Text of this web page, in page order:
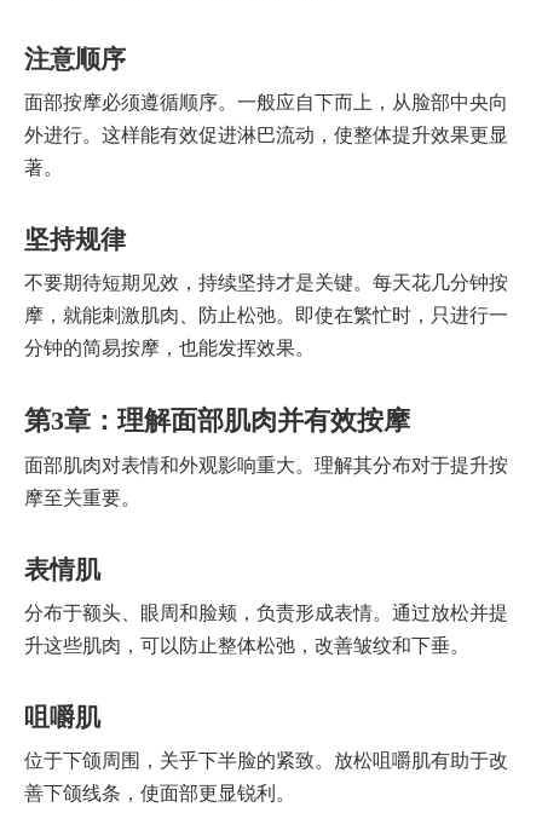
注意顺序
面部按摩必须遵循顺序。一般应自下而上，从脸部中央向
外进行。这样能有效促进淋巴流动，使整体提升效果更显
著。
坚持规律
不要期待短期见效，持续坚持才是关键。每天花几分钟按
摩，就能刺激肌肉、防止松弛。即使在繁忙时，只进行一
分钟的简易按摩，也能发挥效果。
第3章：理解面部肌肉并有效按摩
面部肌肉对表情和外观影响重大。理解其分布对于提升按
摩至关重要。
表情肌
分布于额头、眼周和脸颊，负责形成表情。通过放松并提
升这些肌肉，可以防止整体松弛，改善皱纹和下垂。
咀嚼肌
位于下颌周围，关乎下半脸的紧致。放松咀嚼肌有助于改
善下颌线条，使面部更显锐利。